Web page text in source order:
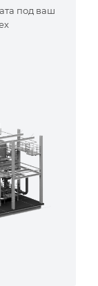
под ваш